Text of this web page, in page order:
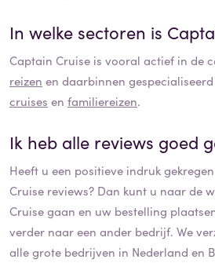
In welke sectoren is
Captain Cruise is vooral actief in de
reizen en daarbinnen
cruises en familiereizen.
Ik heb alle reviews goed
Heeft u een positieve indruk
Cruise reviews? Dan kunt u naar de
Cruisegaan en uw bestelling
verder naar een ander bedrijf. We
alle grote bedrijven in Nederland en